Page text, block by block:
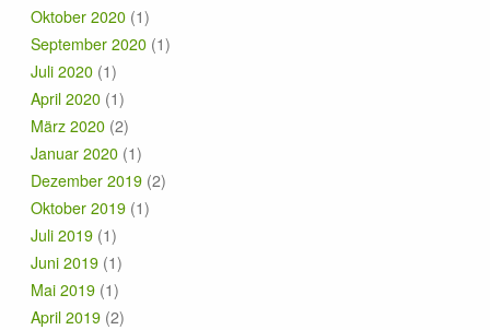
Oktober 2020 (1)
September 2020 (1)
Juli 2020 (1)
April 2020 (1)
März 2020 (2)
Januar 2020 (1)
Dezember 2019 (2)
Oktober 2019 (1)
Juli 2019 (1)
Juni 2019 (1)
Mai 2019 (1)
April 2019 (2)